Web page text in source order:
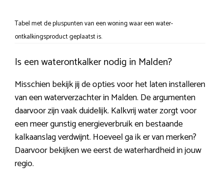
Tabel met de pluspunten van een woning waar een water-
ontkalkingsproduct geplaatst is.
Is een waterontkalker nodig in Malden?
Misschien bekijk jij de opties voor het laten installeren
van een waterverzachter in Malden. De argumenten
daarvoor zijn vaak duidelijk. Kalkvrij water zorgt voor
een meer gunstig energieverbruik en bestaande
kalkaanslag verdwijnt. Hoeveel ga ik er van merken?
Daarvoor bekijken we eerst de waterhardheid in jouw
regio.